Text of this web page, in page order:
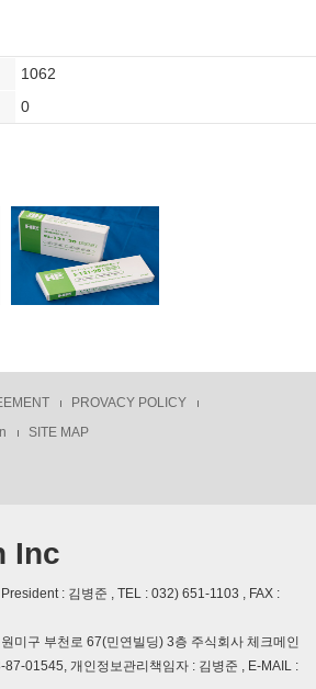
1062
0
PROVACY POLICY
SITE MAP
Inc
: 김병준 , TEL : 032) 651-1103 , FAX :
미구 부천로 67(민연빌딩) 3층 주식회사 체크메인
01545, 개인정보관리책임자 : 김병준 , E-MAIL :